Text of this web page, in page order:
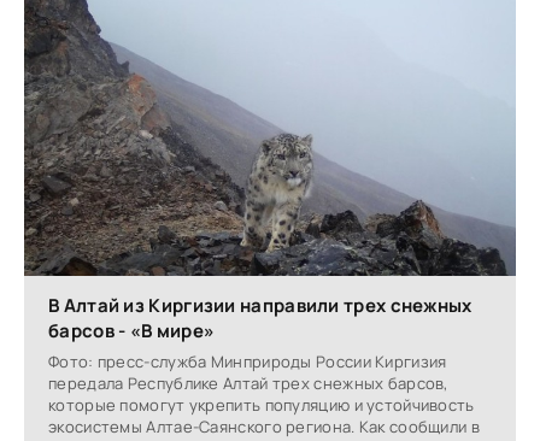
В Алтай из Киргизии направили трех снежных
барсов - «В мире»
Фото: пресс-служба Минприроды России Киргизия
передала Республике Алтай трех снежных барсов,
которые помогут укрепить популяцию и устойчивость
экосистемы Алтае-Саянского региона. Как сообщили в